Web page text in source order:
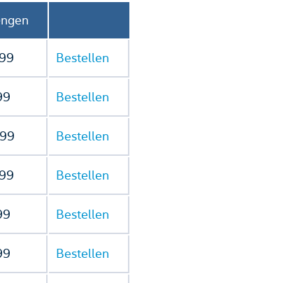
Bestellen
Bestellen
Bestellen
Bestellen
Bestellen
Bestellen